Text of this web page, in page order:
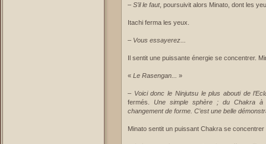
– S’il le faut, poursuivit alors Minato, dont les
Itachi ferma les yeux.
– Vous essayerez...
Il sentit une puissante énergie se concentrer.
« Le Rasengan... »
– Voici donc le Ninjutsu le plus abouti de
fermés. Une simple sphère ; du Chakra à
changement de forme. C’est une belle
Minato sentit un puissant Chakra se concentrer